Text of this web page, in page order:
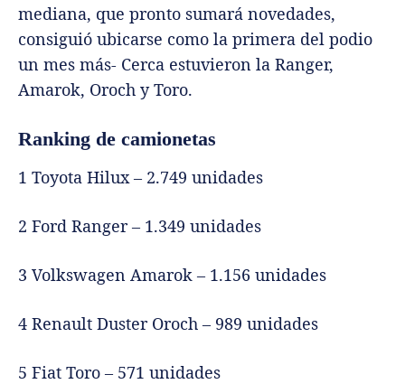
mediana, que pronto sumará novedades,
consiguió ubicarse como la primera del podio
un mes más- Cerca estuvieron la Ranger,
Amarok, Oroch y Toro.
Ranking de camionetas
1 Toyota Hilux – 2.749 unidades
2 Ford Ranger – 1.349 unidades
3 Volkswagen Amarok – 1.156 unidades
4 Renault Duster Oroch – 989 unidades
5 Fiat Toro – 571 unidades